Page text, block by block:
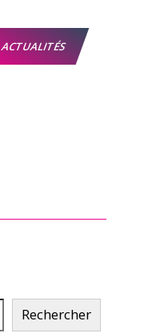
ACTUALITÉS
Rechercher